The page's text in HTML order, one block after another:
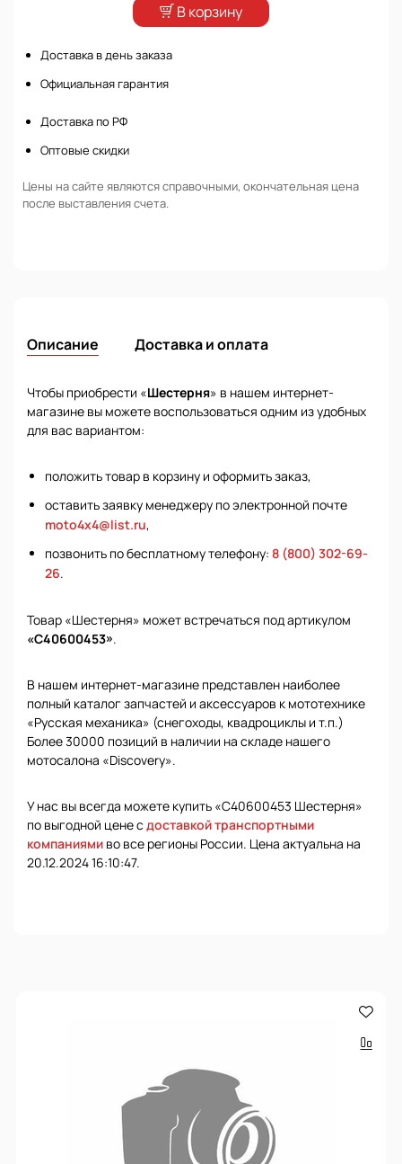
В корзину
Доставка в день заказа
Официальная гарантия
Доставка по РФ
Оптовые скидки
Цены на сайте являются справочными, окончательная цена
после выставления счета.
Описание Доставка и оплата
Чтобы приобрести «Шестерня» в нашем интернет-
магазине вы можете воспользоваться одним из удобных
для вас вариантом:
положить товар в корзину и оформить заказ,
оставить заявку менеджеру по электронной почте
moto4x4@list.ru,
позвонить по бесплатному телефону: 8 (800) 302-69-
26.
Товар «Шестерня» может встречаться под артикулом
«С40600453».
В нашем интернет-магазине представлен наиболее
полный каталог запчастей и аксессуаров к мототехнике
«Русская механика» (снегоходы, квадроциклы и т.п.)
Более 30000 позиций в наличии на складе нашего
мотосалона «Discovery».
У нас вы всегда можете купить «С40600453 Шестерня»
по выгодной цене с доставкой транспортными
компаниями во все регионы России. Цена актуальна на
20.12.2024 16:10:47.